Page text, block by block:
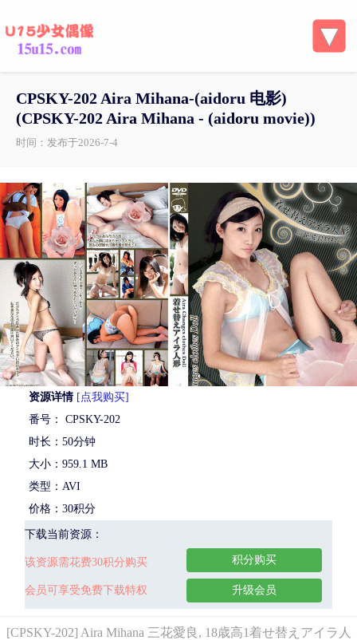
CPSKY-202 Aira Mihana-(aidoru 电影)
(CPSKY-202 Aira Mihana - (aidoru movie))
时间：发布于2026-7-4
资源详情 [点我购买]
番号： CPSKY-202
时长：50分钟
大小：959.1 MB
类型：AVI
价格：30积分
下载当前资源：
该资源需花费30积分购买
会员可享受免费下载特权
积分购买
升级会员
[CPSKY-202] Aira Mihana 三花愛良, 18歳高1着せ替えアイラ人